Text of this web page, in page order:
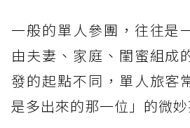
一般的單人參團，往往是
由夫妻、家庭、閨蜜組成
發的起點不同，單人旅客
是多出來的那一位」的微妙